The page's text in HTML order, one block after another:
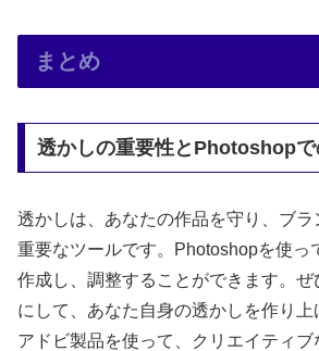
まとめ
透かしの重要性とPhotoshop
透かしは、あなたの作品を守り、ブ
重要なツールです。Photoshopを使っ
作成し、調整することができます。
にして、あなた自身の透かしを作り上
アドビ製品を使って、クリエイティブ